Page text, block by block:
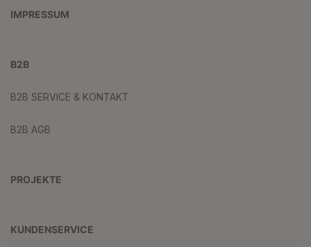
IMPRESSUM
B2B
B2B SERVICE & KONTAKT
B2B AGB
PROJEKTE
KUNDENSERVICE